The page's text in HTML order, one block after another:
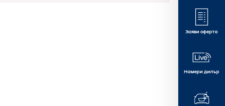
Заяви оферта
Намери дилър